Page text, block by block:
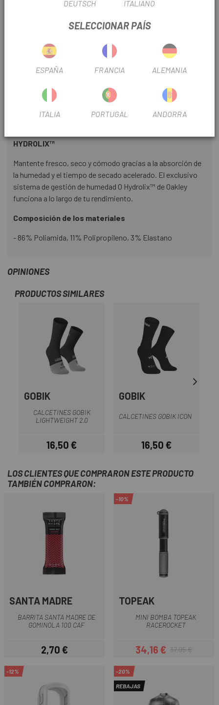
- La extraordinaria transpirabilidad mejora la gestión de la
- Sistema transpirable con eliminación de la humedad para
mayor confort
lucir la marca
- Canalé en el centro del pie para mejorar el soporte y la
HYDROLIX™
Mantente fresco, seco y cómodo gracias a la absorción de
la humedad y el tiempo de secado acelerado. El exclusivo
sistema de gestión de humedad O Hydrolix™ de Oakley
funciona a lo largo de tu rendimiento.
Composición de los materiales
- 86% Poliamida, 11% Polipropileno, 3% Elastano
OPINIONES
PRODUCTOS SIMILARES
GOBIK
CALCETINES GOBIK
LIGHTWEIGHT 2.0
Precio
16,50 €
GOBIK
CALCETINES GOBIK ICON
Precio
16,50 €
LOS CLIENTES QUE COMPRARON ESTE PRODUCTO
TAMBIÉN COMPRARON:
SANTA MADRE
BARRITA SANTA MADRE DE
GOMINOLA 100 CAF
Precio
2,70 €
-10%
TOPEAK
MINI BOMBA TOPEAK
RACEROCKET
Precio
34,16 €Precio regular
37,95 €
-12% -20%
REBAJAS
DEUTSCH ITALIANO
SELECCIONAR PAÍS
ESPAÑA FRANCIA ALEMANIA
ITALIA PORTUGAL ANDORRA